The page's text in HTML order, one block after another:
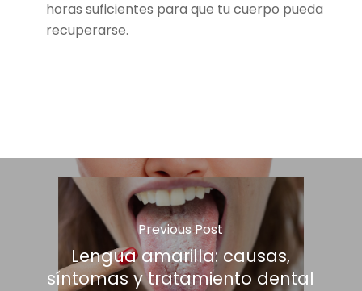
horas suficientes para que tu cuerpo pueda
recuperarse.
Previous Post
Lengua amarilla: causas,
síntomas y tratamiento dental